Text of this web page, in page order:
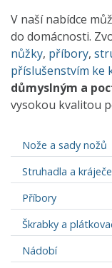
V naší nabídce
do domácnosti.
nůžky, příbory,
příslušenstvím ke
důmyslným a
vysokou kvalitou
Nože a sady nožů
Struhadla a kráječe
Příbory
Škrabky a
Nádobí